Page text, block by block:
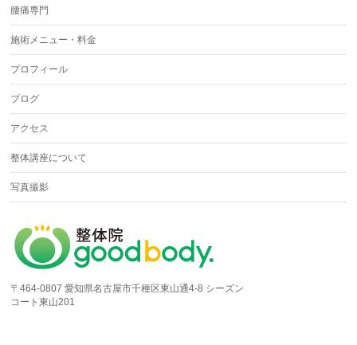
腰痛専門
施術メニュー・料金
プロフィール
ブログ
アクセス
整体講座について
写真撮影
〒464-0807 愛知県名古屋市千種区東山通4-8 シーズン
コート東山201